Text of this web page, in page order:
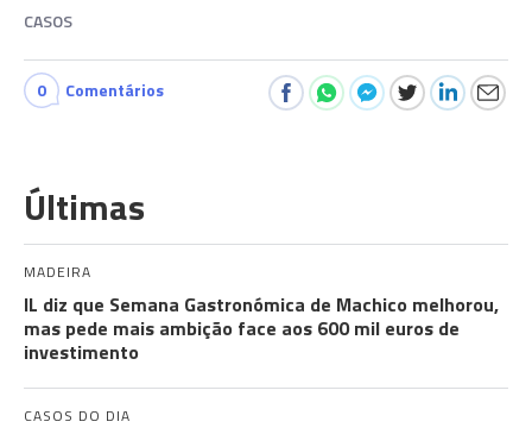
CASOS
0 Comentários
Últimas
MADEIRA
IL diz que Semana Gastronómica de Machico melhorou,
mas pede mais ambição face aos 600 mil euros de
investimento
CASOS DO DIA